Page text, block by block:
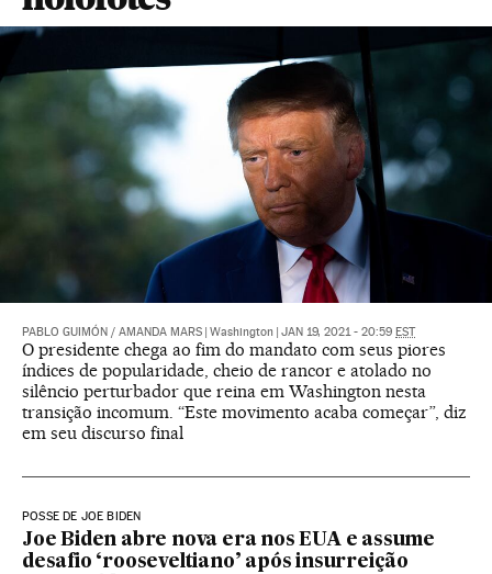
PABLO GUIMÓN / AMANDA MARS Washington JAN 19, 2021 - 20:59 EST
O presidente chega ao fim do mandato com seus piores
índices de popularidade, cheio de rancor e atolado no
silêncio perturbador que reina em Washington nesta
transição incomum. “Este movimento acaba começar”, diz
em seu discurso final
POSSE DE JOE BIDEN
Joe Biden abre nova era nos EUA e assume
desafio ‘rooseveltiano’ após insurreição